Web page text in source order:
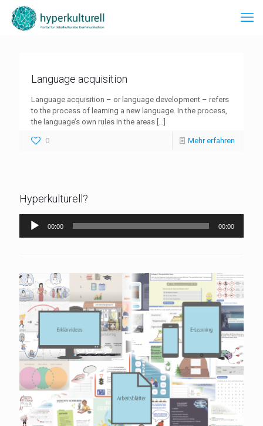
Language acquisition
Language acquisition – or language development – refers
to the process of learning a new language. In the process,
the language’s own rules in the areas […]
0 Mehr erfahren
Hyperkulturell?
Audio-
Player
00:00 00:00